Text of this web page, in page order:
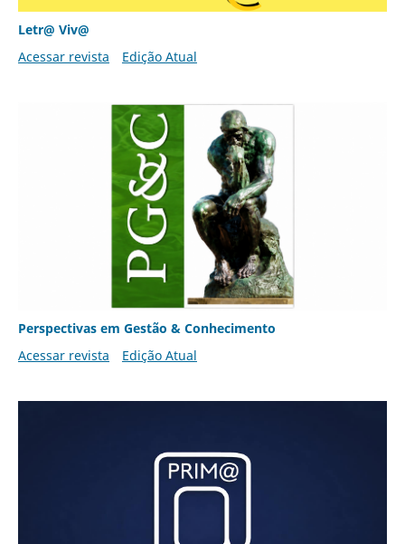
Letr@ Viv@
Acessar revista
Edição Atual
Perspectivas em Gestão & Conhecimento
Acessar revista
Edição Atual